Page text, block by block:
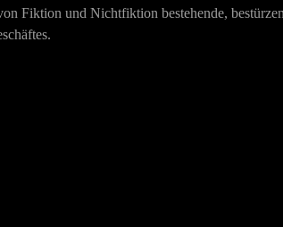
Fiktion und Nichtfiktion bestehende,